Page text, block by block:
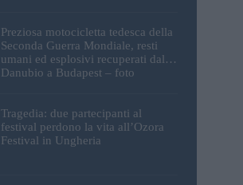
Preziosa motocicletta tedesca della
Seconda Guerra Mondiale, resti
umani ed esplosivi recuperati dal
Danubio a Budapest – foto
Tragedia: due partecipanti al
festival perdono la vita all’Ozora
Festival in Ungheria